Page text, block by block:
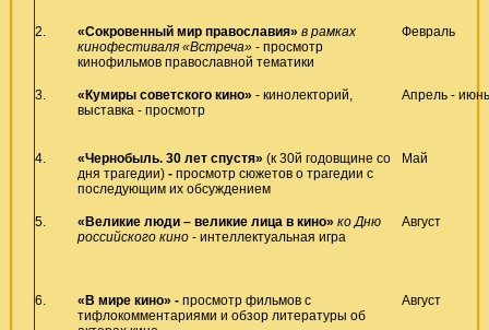
2. «Сокровенный мир православия» в рамках
кинофестиваля «Встреча» - просмотр
кинофильмов православной тематики
Февраль
3. «Кумиры советского кино» - кинолекторий,
выставка - просмотр
Апрель - июнь
4. «Чернобыль. 30 лет спустя» (к 30й годовщине со
дня трагедии) - просмотр сюжетов о трагедии с
последующим их обсуждением
Май
5. «Великие люди – великие лица в кино» ко Дню
российского кино - интеллектуальная игра
Август
6. «В мире кино» - просмотр фильмов с
тифлокомментариями и обзор литературы об
Август